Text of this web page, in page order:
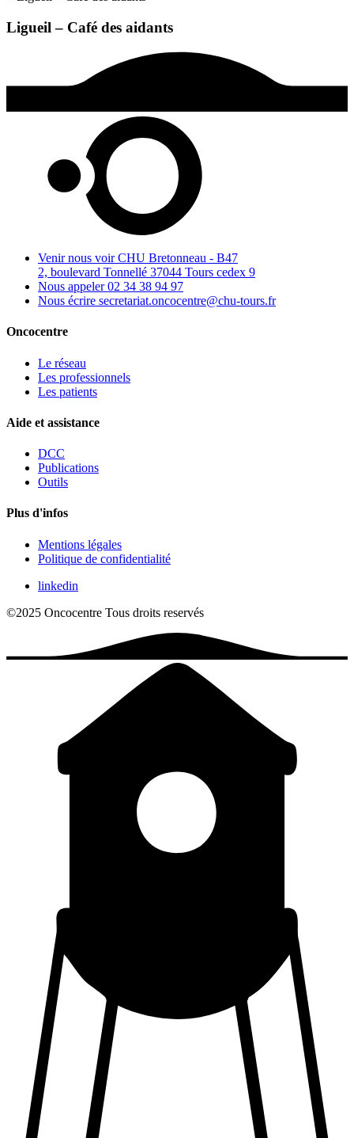
Ligueil – Café des aidants
Venir nous voir CHU Bretonneau - B47
2, boulevard Tonnellé 37044 Tours cedex 9
Nous appeler 02 34 38 94 97
Nous écrire secretariat.oncocentre@chu-tours.fr
Oncocentre
Le réseau
Les professionnels
Les patients
Aide et assistance
DCC
Publications
Outils
Plus d'infos
Mentions légales
Politique de confidentialité
linkedin
©2025 Oncocentre Tous droits reservés